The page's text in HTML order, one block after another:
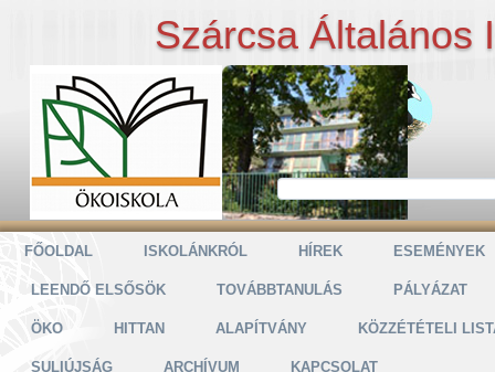
Szárcsa Általános
FŐOLDAL ISKOLÁNKRÓL HÍREK ESEMÉNYEK
LEENDŐ ELSŐSÖK TOVÁBBTANULÁS PÁLYÁZAT
ÖKO HITTAN ALAPÍTVÁNY KÖZZÉTÉTELI
SULIÚJSÁG ARCHÍVUM KAPCSOLAT